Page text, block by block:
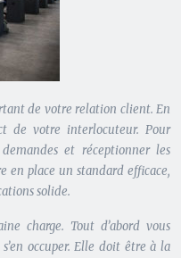
de votre relation client. En
de votre interlocuteur. Pour
et réceptionner les
en place un standard efficace,
solide.
charge. Tout d’abord vous
occuper. Elle doit être à la